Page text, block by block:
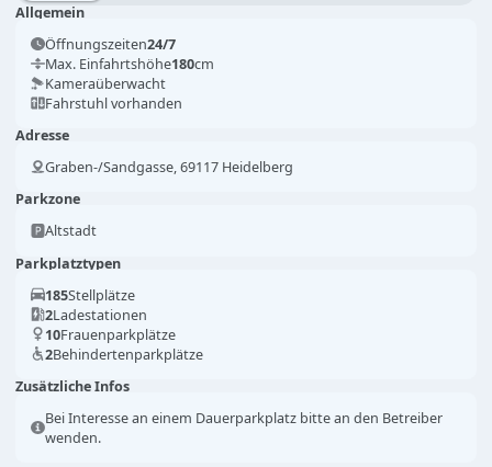
Allgemein
Öffnungszeiten24/7
Max. Einfahrtshöhe180cm
Kameraüberwacht
Fahrstuhl vorhanden
Adresse
Graben-/Sandgasse, 69117 Heidelberg
Parkzone
Altstadt
Parkplatztypen
185Stellplätze
2Ladestationen
10Frauenparkplätze
2Behindertenparkplätze
Zusätzliche Infos
Bei Interesse an einem Dauerparkplatz bitte an den Betreiber
wenden.